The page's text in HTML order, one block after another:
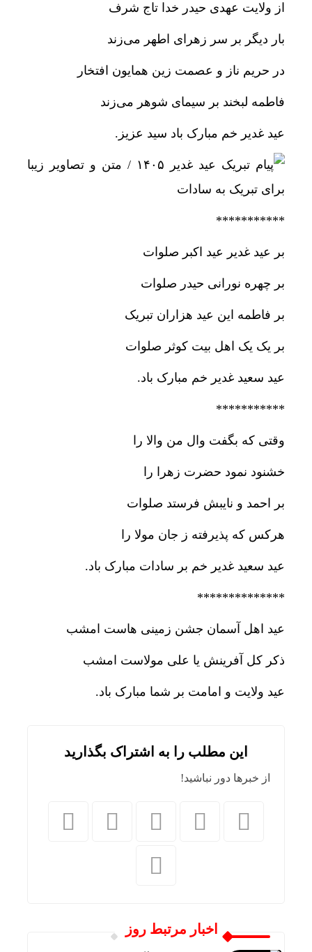
از ولایت عهدی حیدر خدا تاج شرف
بار دیگر بر سر زهرای اطهر می‌زند
در حریم ناز و عصمت زین همایون افتخار
فاطمه لبخند بر سیمای شوهر می‌زند
عید غدیر خم مبارک باد سید عزیز.
***********
بر عید غدیر عید اکبر صلوات
بر چهره نورانی حیدر صلوات
بر فاطمه این عید هزاران تبریک
بر یک یک اهل بیت کوثر صلوات
عید سعید غدیر خم مبارک باد.
***********
وقتی که بگفت وال من والا را
خشنود نمود حضرت زهرا را
بر احمد و نایبش فرستد صلوات
هرکس که پذیرفته ز جان مولا را
عید سعید غدیر خم بر سادات مبارک باد.
**************
عید اهل آسمان جشن زمینی هاست امشب
ذکر کل آفرینش یا علی مولاست امشب
عید ولایت و امامت بر شما مبارک باد.
این مطلب را به اشتراک بگذارید
از خبرها دور نباشید!
اخبار مرتبط روز